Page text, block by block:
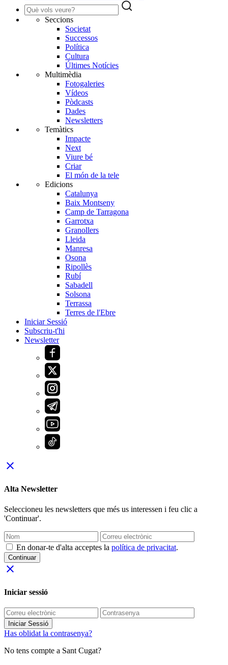
Seccions
Societat
Successos
Política
Cultura
Últimes Notícies
Multimèdia
Fotogaleries
Vídeos
Pòdcasts
Dades
Newsletters
Temàtics
Impacte
Next
Viure bé
Criar
El món de la tele
Edicions
Catalunya
Baix Montseny
Camp de Tarragona
Garrotxa
Granollers
Lleida
Manresa
Osona
Ripollès
Rubí
Sabadell
Solsona
Terrassa
Terres de l'Ebre
Iniciar Sessió
Subscriu-t'hi
Newsletter
close
Alta Newsletter
Seleccioneu les newsletters que més us interessen i feu clic a
'Continuar'.
En donar-te d'alta acceptes la política de privacitat.
Continuar
close
Iniciar sessió
Iniciar Sessió
Has oblidat la contrasenya?
No tens compte a Sant Cugat?